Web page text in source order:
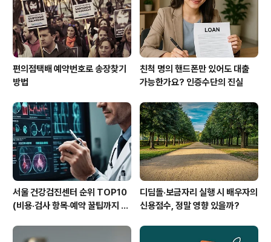
동산 보유 가능성이 높습니다. 아파트 시세 9억 원, 투기과
열..
편의점택배 예약번호로 송장찾기
방법
친척 명의 핸드폰만 있어도 대출
가능한가요? 인증수단의 진실
서울 건강검진센터 순위 TOP10
(비용·검사 항목·예약 꿀팁까지 한
디딤돌·보금자리 실행 시 배우자의
신용점수, 정말 영향 있을까?